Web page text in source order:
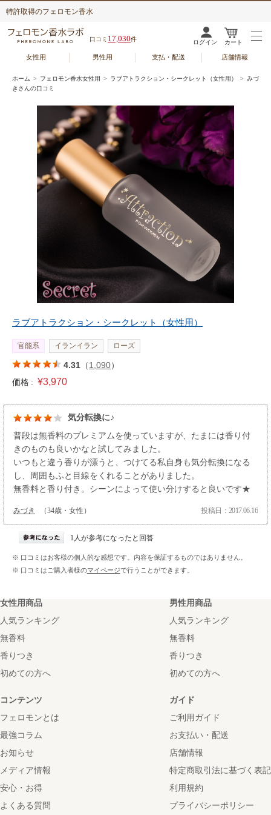
特許取得のフェロモン香水
口コミ 17,030件 ログイン カート
女性用 男性用 支払・配送 店舗情報
ホーム > フェロモン香水女性用 > ラブアトラクション・シークレット（女性用）
> みづ
きさんの口コミ
ラブアトラクション・シークレット（女性用）
官能系 イランイラン ローズ
4.31 （1,090）
価格 : ¥3,970
気分転換に♪
普段は無香料のプレミアムを使っていますが、たまには香り付
きのものも良いかなと試してみました。
いつもと違う香りが漂うと、つけてる私自身も気分転換になる
し、周囲もふと目線をくれることがありました。
無香料と香り付き。シーンによって使い分けすると良いです★
みづき （34歳・女性） 投稿日：2017.06.16
1人が参考になったと回答
※ 口コミはお客様の個人的な感想です。内容を保証するものではありません。
※ 口コミはご購入者様のマイページで行うことができます。
女性用商品
人気ランキング
無香料
香りつき
初めての方へ
男性用商品
人気ランキング
無香料
香りつき
初めての方へ
コンテンツ
フェロモンとは
最強コラム
お知らせ
メディア情報
安心・お得
よくある質問
ガイド
ご利用ガイド
お支払い・配送
店舗情報
特定商取引法に基づく表記
利用規約
プライバシーポリシー